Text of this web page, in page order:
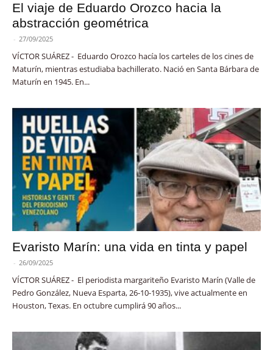
El viaje de Eduardo Orozco hacia la
abstracción geométrica
- 27/09/2025
VÍCTOR SUÁREZ - Eduardo Orozco hacía los carteles de los cines de
Maturín, mientras estudiaba bachillerato. Nació en Santa Bárbara de
Maturín en 1945. En...
Evaristo Marín: una vida en tinta y papel
- 26/09/2025
VÍCTOR SUÁREZ - El periodista margariteño Evaristo Marín (Valle de
Pedro González, Nueva Esparta, 26-10-1935), vive actualmente en
Houston, Texas. En octubre cumplirá 90 años...